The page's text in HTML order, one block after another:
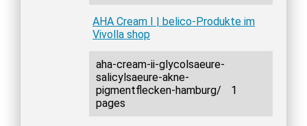
AHA Cream I | belico-Produkte im
Vivolla shop
aha-cream-ii-glycolsaeure-
salicylsaeure-akne-
pigmentflecken-hamburg/
1
pages